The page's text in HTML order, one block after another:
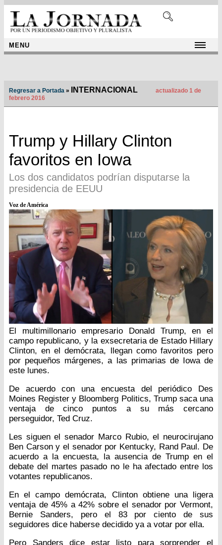
MENU
Regresar a Portada » INTERNACIONAL
actualizado 1 de
febrero 2016
Trump y Hillary Clinton
favoritos en Iowa
Los dos candidatos podrían disputarse la
presidencia de EEUU
Voz de América
El multimillonario empresario Donald Trump, en el
campo republicano, y la exsecretaria de Estado Hillary
Clinton, en el demócrata, llegan como favoritos pero
por pequeños márgenes, a las primarias de Iowa de
este lunes.
De acuerdo con una encuesta del periódico Des
Moines Register y Bloomberg Politics, Trump saca una
ventaja de cinco puntos a su más cercano
perseguidor, Ted Cruz.
Les siguen el senador Marco Rubio, el neurocirujano
Ben Carson y el senador por Kentucky, Rand Paul. De
acuerdo a la encuesta, la ausencia de Trump en el
debate del martes pasado no le ha afectado entre los
votantes republicanos.
En el campo demócrata, Clinton obtiene una ligera
ventaja de 45% a 42% sobre el senador por Vermont,
Bernie Sanders, pero el 83 por ciento de sus
seguidores dice haberse decidido ya a votar por ella.
Pero Sanders dice estar listo para sorprender el